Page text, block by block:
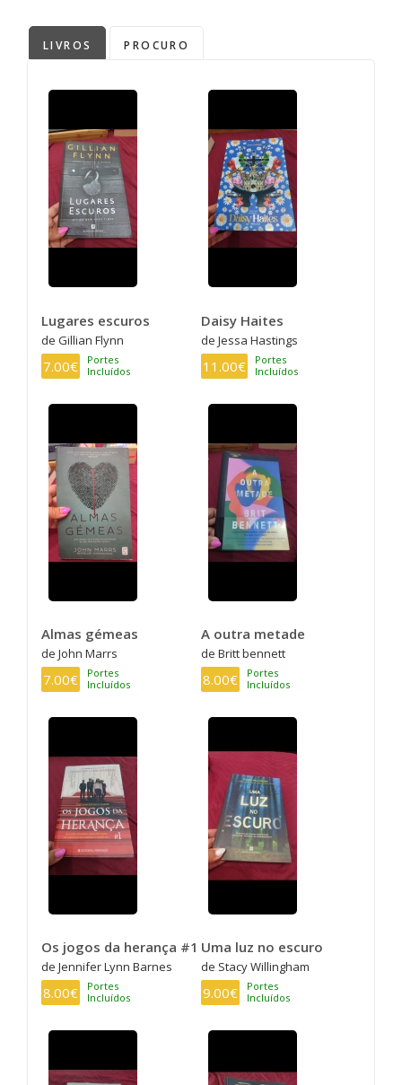
LIVROS PROCURO
Lugares escuros
de Gillian Flynn
7.00€
Portes
Incluídos
Daisy Haites
de Jessa Hastings
11.00€
Portes
Incluídos
Almas gémeas
de John Marrs
7.00€
Portes
Incluídos
A outra metade
de Britt bennett
8.00€
Portes
Incluídos
Os jogos da herança #1
de Jennifer Lynn Barnes
8.00€
Portes
Incluídos
Uma luz no escuro
de Stacy Willingham
9.00€
Portes
Incluídos